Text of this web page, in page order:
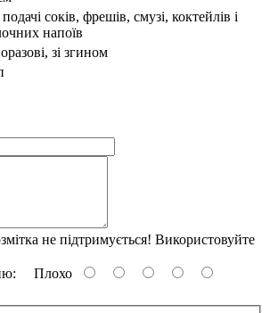
соків, фрешів, смузі, коктейлів і
напоїв
зі згином
не підтримується! Використовуйте
Плохо